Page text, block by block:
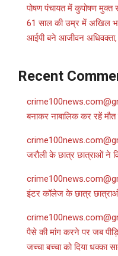
पोषण पंचायत में कुपोषण मुक्त
61 साल की उम्र में अखिल
आईपी बने आजीवन अधिवक्ता,
Recent
बनाकर नाबालिक कर रहें मौत
जरौली के छात्र छात्राओं ने
इंटर कॉलेज के छात्र छात्राओं
पैसे की मांग करने पर जब
जच्चा बच्चा को दिया धक्का